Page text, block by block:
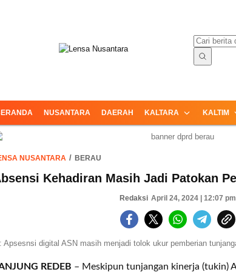
NUSANTARA DAERAH KALTARA KALTIM
NUSANTARA BERAU
Kehadiran Masih Jadi Patokan
Redaksi April 24, 2024 | 12:07 pm
Apsesnsi digital ASN masih menjadi tolok ukur pemberian
REDEB – Meskipun tunjangan kinerja (tukin)